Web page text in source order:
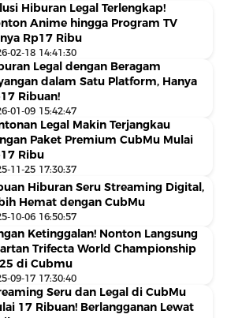
Hiburan Legal Terlengkap!
Anime hingga Program TV
Rp17 Ribu
02-18 14:41:30
Legal dengan Beragam
dalam Satu Platform, Hanya
Ribuan!
01-09 15:42:47
Legal Makin Terjangkau
Paket Premium CubMu Mulai
Ribu
11-25 17:30:37
Hiburan Seru Streaming Digital,
Hemat dengan CubMu
10-06 16:50:57
Ketinggalan! Nonton Langsung
Trifecta World Championship
di Cubmu
09-17 17:30:40
Seru dan Legal di CubMu
17 Ribuan! Berlangganan Lewat